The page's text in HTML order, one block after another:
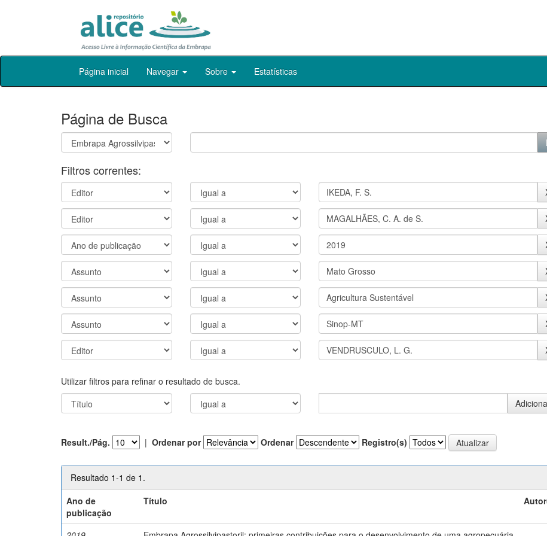
Skip
Página inicial Navegar Sobre Estatísticas
Página de Busca
Filtros correntes:
Utilizar filtros para refinar o resultado de busca.
Result./Pág. | Ordenar por Ordenar Registro(s)
Resultado 1-1 de 1.
Ano de
publicação
Título